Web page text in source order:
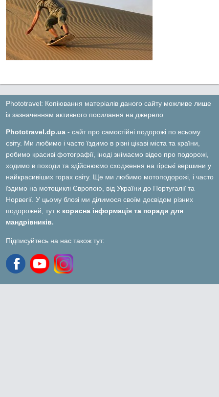
Phototravel: Копіювання матеріалів даного сайту можливе лише
із зазначенням активного посилання на джерело
Phototravel.dp.ua - сайт про самостійні подорожі по всьому
світу. Ми любимо і часто їздимо в різні цікаві міста та країни,
робимо красиві фотографії, іноді знімаємо відео про подорожі,
ходимо в походи та здійснюємо сходження на гірські вершини у
найкрасивіших горах світу. Ще ми любимо мотоподорожі, і часто
їздимо на мотоциклі Європою, від України до Португалії та
Норвегії. У цьому блозі ми ділимося своїм досвідом різних
подорожей, тут є корисна інформація та поради для
мандрівників.
Підписуйтесь на нас також тут: